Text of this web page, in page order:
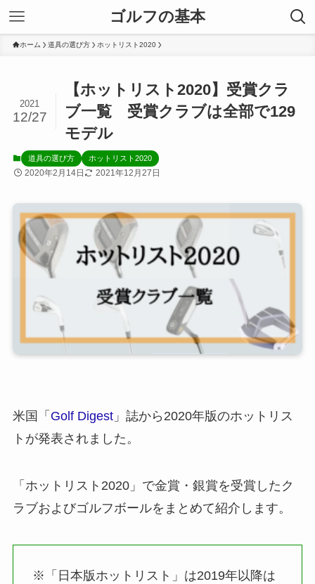
ゴルフの基本
ホーム 道具の選び方 ホットリスト2020
【ホットリスト2020】受賞クラ
ブ一覧 受賞クラブは全部で129
モデル
2021
12/27
道具の選び方 ホットリスト2020
2020年2月14日 2021年12月27日
米国「 Golf Digest」誌から2020年版のホットリス
トが発表されました。
「ホットリスト2020」で金賞・銀賞を受賞したク
ラブおよびゴルフボールをまとめて紹介します。
※「日本版ホットリスト」は2019年以降は